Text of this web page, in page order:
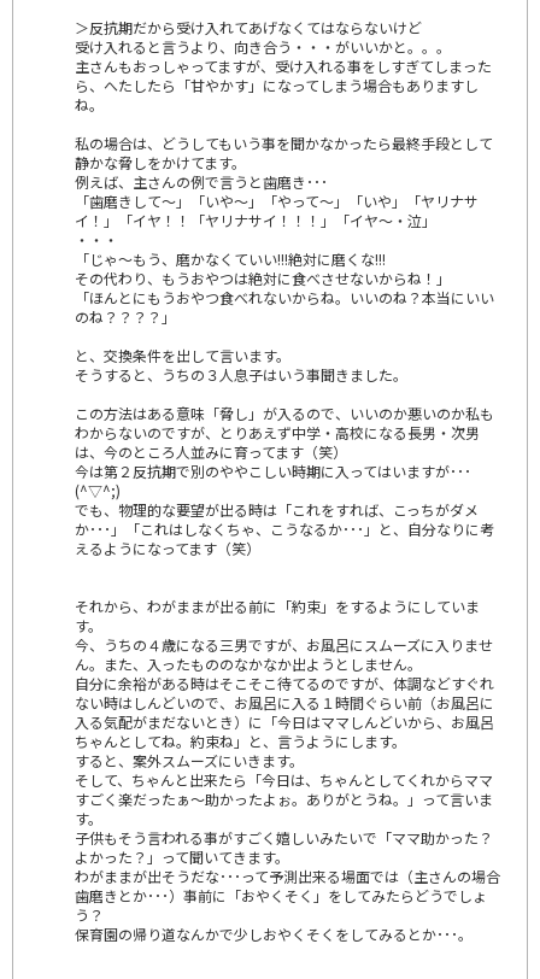
＞反抗期だから受け入れてあげなくてはならないけど
受け入れると言うより、向き合う・・・がいいかと。。。
主さんもおっしゃってますが、受け入れる事をしすぎてしまった
ら、へたしたら「甘やかす」になってしまう場合もありますし
ね。
私の場合は、どうしてもいう事を聞かなかったら最終手段として
静かな脅しをかけてます。
例えば、主さんの例で言うと歯磨き･･･
「歯磨きして～」「いや～」「やって～」「いや」「ヤリナサ
イ！」「イヤ！！「ヤリナサイ！！！」「イヤ～・泣」
・・・
「じゃ～もう、磨かなくていい!!!絶対に磨くな!!!
その代わり、もうおやつは絶対に食べさせないからね！」
「ほんとにもうおやつ食べれないからね。いいのね？本当にいい
のね？？？？」
と、交換条件を出して言います。
そうすると、うちの３人息子はいう事聞きました。
この方法はある意味「脅し」が入るので、いいのか悪いのか私も
わからないのですが、とりあえず中学・高校になる長男・次男
は、今のところ人並みに育ってます（笑）
今は第２反抗期で別のややこしい時期に入ってはいますが･･･
(^▽^;)
でも、物理的な要望が出る時は「これをすれば、こっちがダメ
か･･･」「これはしなくちゃ、こうなるか･･･」と、自分なりに考
えるようになってます（笑）
それから、わがままが出る前に「約束」をするようにしていま
す。
今、うちの４歳になる三男ですが、お風呂にスムーズに入りませ
ん。また、入ったもののなかなか出ようとしません。
自分に余裕がある時はそこそこ待てるのですが、体調などすぐれ
ない時はしんどいので、お風呂に入る１時間ぐらい前（お風呂に
入る気配がまだないとき）に「今日はママしんどいから、お風呂
ちゃんとしてね。約束ね」と、言うようにします。
すると、案外スムーズにいきます。
そして、ちゃんと出来たら「今日は、ちゃんとしてくれからママ
すごく楽だったぁ～助かったよぉ。ありがとうね。」って言いま
す。
子供もそう言われる事がすごく嬉しいみたいで「ママ助かった？
よかった？」って聞いてきます。
わがままが出そうだな･･･って予測出来る場面では（主さんの場合
歯磨きとか･･･）事前に「おやくそく」をしてみたらどうでしょ
う？
保育園の帰り道なんかで少しおやくそくをしてみるとか･･･。